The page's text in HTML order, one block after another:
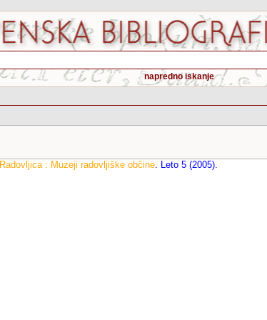
napredno iskanje
Radovljica : Muzeji radovljiške občine. Leto 5 (2005).